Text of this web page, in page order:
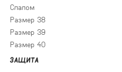
Слалом
Размер 38
Размер 39
Размер 40
ЗАЩИТА